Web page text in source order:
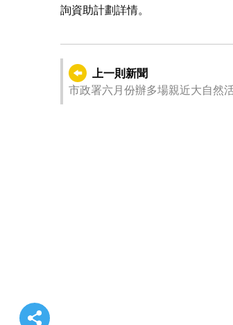
詢資助計劃詳情。
上一則新聞
市政署六月份辦多場親近大自然